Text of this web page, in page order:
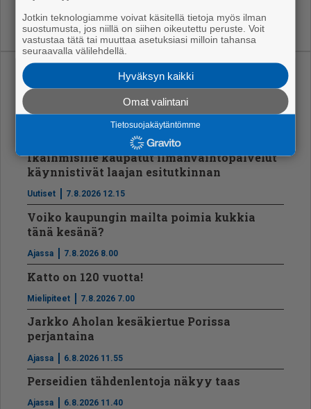
Uusimmat
Vt8:lle uusi asfaltti Tikkula-Hyvelä välille
Ikäihmisille kaupatut ilmanvaihtopalvelut
käynnistivät laajan esitutkinnan
Uutiset 7.8.2026 12.15
Voiko kaupungin mailta poimia kukkia
tänä kesänä?
Ajassa 7.8.2026 8.00
Katto on 120 vuotta!
Mielipiteet 7.8.2026 7.00
Jarkko Aholan kesäkiertue Porissa
perjantaina
Ajassa 6.8.2026 11.55
Perseidien tähdenlentoja näkyy taas
Ajassa 6.8.2026 11.40
Jotkin teknologiamme voivat käsitellä tietoja myös ilman
suostumusta, jos niillä on siihen oikeutettu peruste. Voit
vastustaa tätä tai muuttaa asetuksiasi milloin tahansa
seuraavalla välilehdellä.
Hyväksyn kaikki
Omat valintani
Tietosuojakäytäntömme